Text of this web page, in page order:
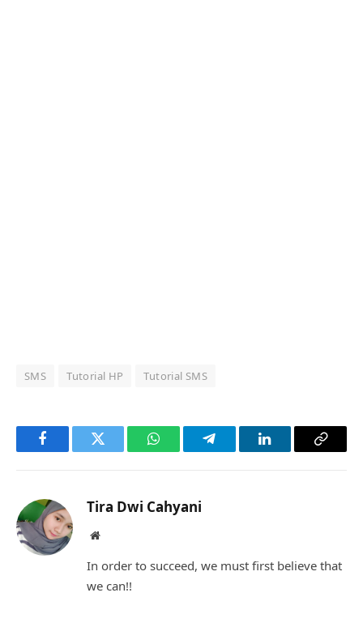
SMS Tutorial HP Tutorial SMS
FacebookTwitter WhatsAppTelegramLinkedInCopy
Tira Dwi Cahyani
Website
In order to succeed, we must first believe that
we can!!